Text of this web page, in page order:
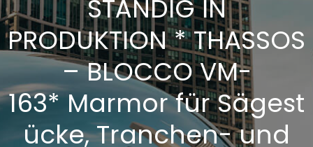
STÄNDIG IN
PRODUKTION * THASSOS
– BLOCCO VM-
163* Marmor für Sägest
ücke, Tranchen- und